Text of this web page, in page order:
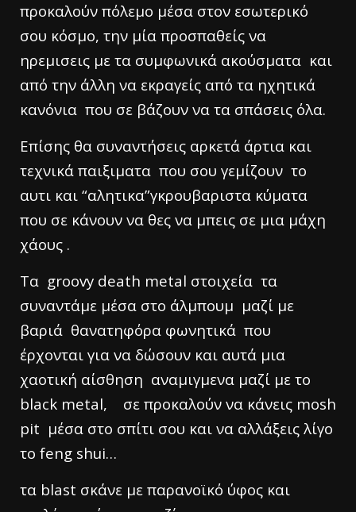
προκαλούν πόλεμο μέσα στον εσωτερικό
σου κόσμο, την μία προσπαθείς να
ηρεμισεις με τα συμφωνικά ακούσματα και
από την άλλη να εκραγείς από τα ηχητικά
κανόνια που σε βάζουν να τα σπάσεις όλα.
Επίσης θα συναντήσεις αρκετά άρτια και
τεχνικά παιξιματα που σου γεμίζουν το
αυτι και “αλητικα”γκρουβαριστα κύματα
που σε κάνουν να θες να μπεις σε μια μάχη
χάους .
Τα groovy death metal στοιχεία τα
συναντάμε μέσα στο άλμπουμ μαζί με
βαριά θανατηφόρα φωνητικά που
έρχονται για να δώσουν και αυτά μια
χαοτική αίσθηση αναμιγμενα μαζί με το
black metal, σε προκαλούν να κάνεις mosh
pit μέσα στο σπίτι σου και να αλλάξεις λίγο
το feng shui…
τα blast σκάνε με παρανοϊκό ύφος και